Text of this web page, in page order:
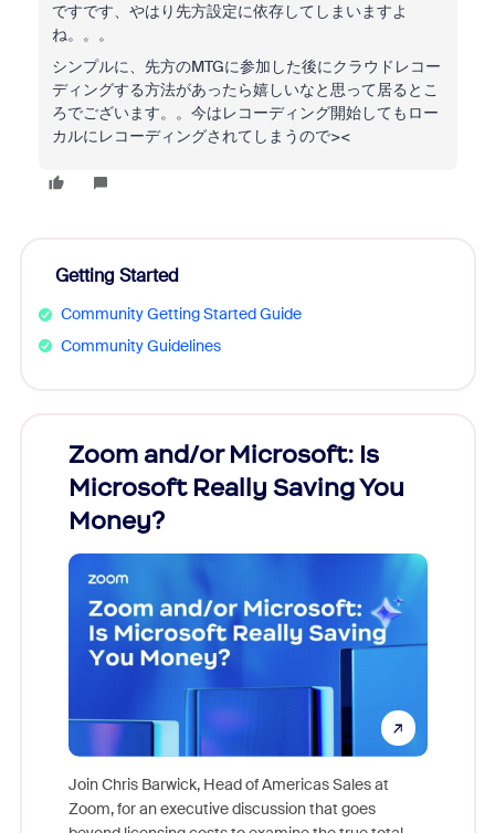
ですです、やはり先方設定に依存してしまいますよ
ね。。。
シンプルに、先方のMTGに参加した後にクラウドレコー
ディングする方法があったら嬉しいなと思って居るとこ
ろでございます。。今はレコーディング開始してもロー
カルにレコーディングされてしまうので><
Getting Started
Community Getting Started Guide
Community Guidelines
Zoom and/or Microsoft: Is
Microsoft Really Saving You
Money?
Join Chris Barwick, Head of Americas Sales at
Zoom, for an executive discussion that goes